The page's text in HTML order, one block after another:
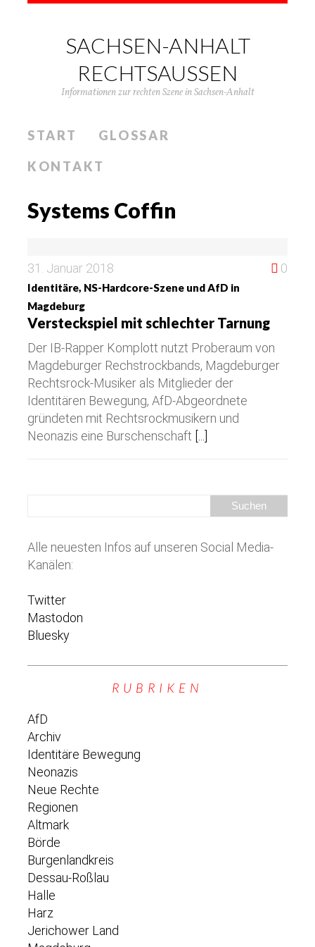
SACHSEN-ANHALT
RECHTSAUSSEN
Informationen zur rechten Szene in Sachsen-Anhalt
START
GLOSSAR
KONTAKT
Systems Coffin
31. Januar 2018 0
Identitäre, NS-Hardcore-Szene und AfD in
Magdeburg
Versteckspiel mit schlechter Tarnung
Der IB-Rapper Komplott nutzt Proberaum von
Magdeburger Rechstrockbands, Magdeburger
Rechtsrock-Musiker als Mitglieder der
Identitären Bewegung, AfD-Abgeordnete
gründeten mit Rechtsrockmusikern und
Neonazis eine Burschenschaft
Alle neuesten Infos auf unseren Social Media-
Kanälen:
Twitter
Mastodon
Bluesky
RUBRIKEN
AfD
Archiv
Identitäre Bewegung
Neonazis
Neue Rechte
Regionen
Altmark
Börde
Burgenlandkreis
Dessau-Roßlau
Halle
Harz
Jerichower Land